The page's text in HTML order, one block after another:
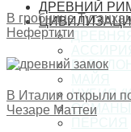
ДРЕВНИЙ
ВАВИЛОН
НУБИЯ
ОСМАНЫ
В гробнице
Нефертити
В Италии открыли
Чезаре Маттеи